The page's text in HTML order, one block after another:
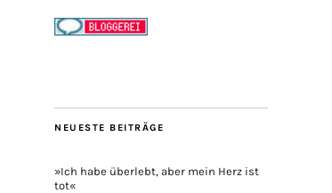
NEUESTE BEITRÄGE
»Ich habe überlebt, aber mein Herz ist
tot«